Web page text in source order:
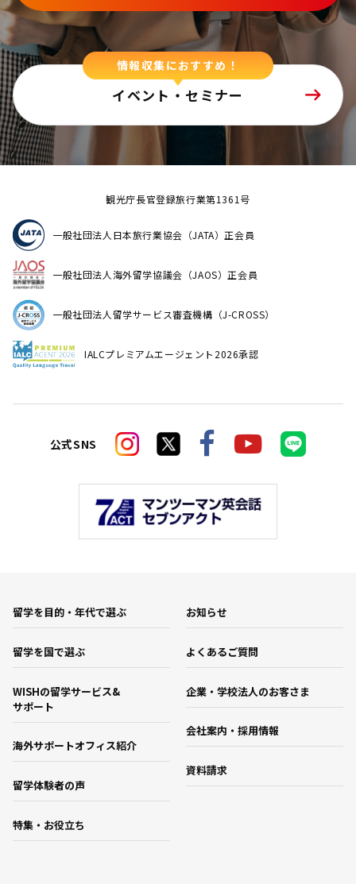
情報収集におすすめ！
イベント・セミナー
観光庁長官登録旅行業第1361号
一般社団法人日本旅行業協会（JATA）正会員
一般社団法人海外留学協議会（JAOS）正会員
一般社団法人留学サービス審査機構（J-CROSS）
IALCプレミアムエージェント2026承認
公式SNS
留学を目的・年代で選ぶ
留学を国で選ぶ
WISHの留学サービス&
サポート
海外サポートオフィス紹介
留学体験者の声
特集・お役立ち
お知らせ
よくあるご質問
企業・学校法人のお客さま
会社案内・採用情報
資料請求